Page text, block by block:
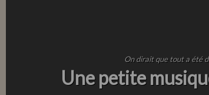
On dirait que tout a été
Une petite